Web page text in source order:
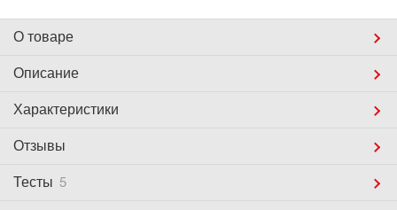
О товаре
Описание
Характеристики
Отзывы
Тесты 5